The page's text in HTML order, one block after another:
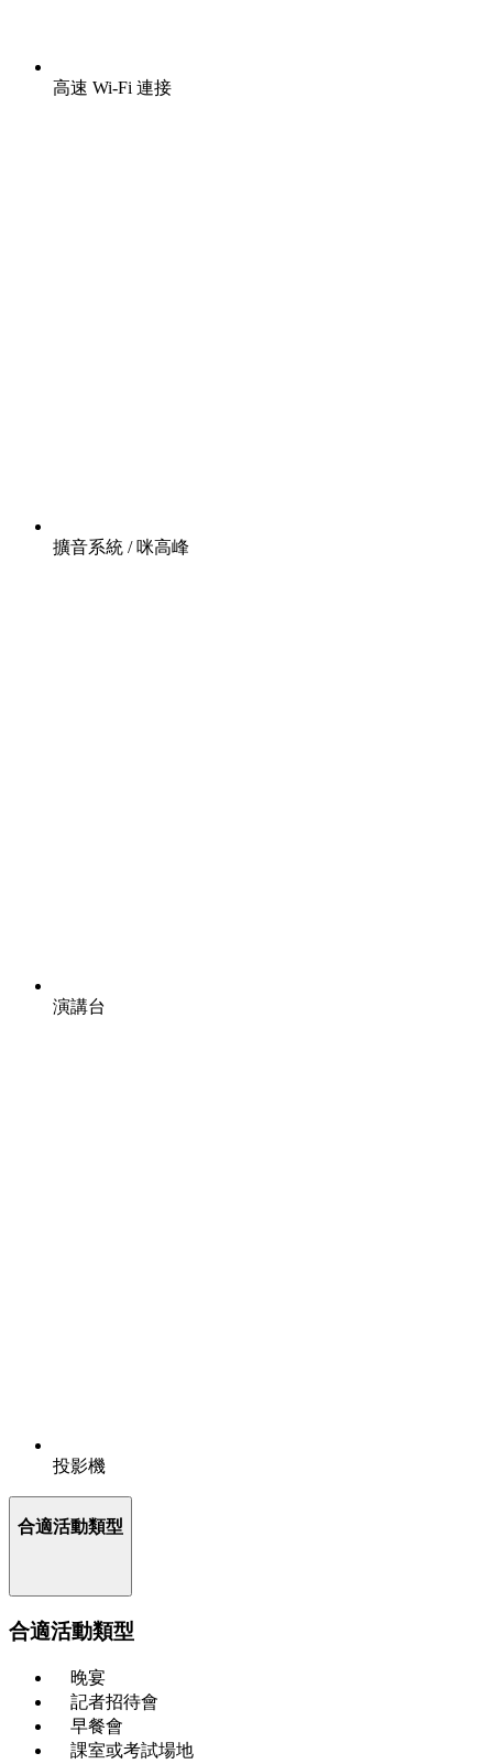
高速 Wi-Fi 連接
擴音系統 / 咪高峰
演講台
投影機
合適活動類型
合適活動類型
晚宴
記者招待會
早餐會
課室或考試場地